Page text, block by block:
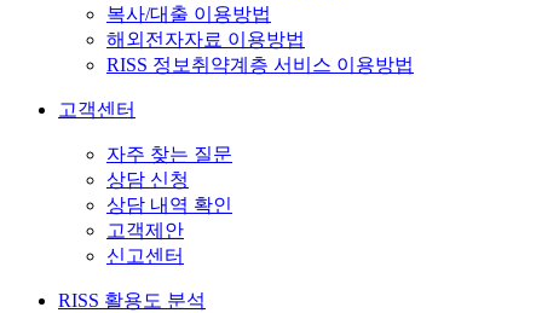
복사/대출 이용방법
해외전자자료 이용방법
RISS 정보취약계층 서비스 이용방법
고객센터
자주 찾는 질문
상담 신청
상담 내역 확인
고객제안
신고센터
RISS 활용도 분석